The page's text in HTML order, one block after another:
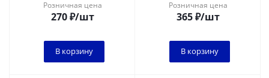
Розничная цена
270₽/шт
В корзину
Розничная цена
365₽/шт
В корзину